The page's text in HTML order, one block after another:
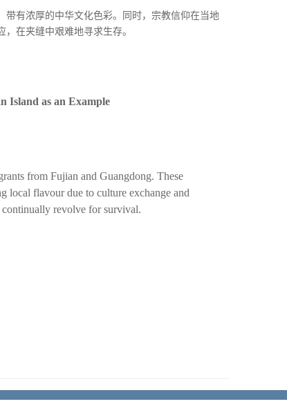
带有浓厚的中华文化色彩。同时，宗教信仰在当地
在夹缝中艰难地寻求生存。
Island as an Example
from Fujian and Guangdong. These
local flavourdue to culture exchange and
continually revolve for survival.